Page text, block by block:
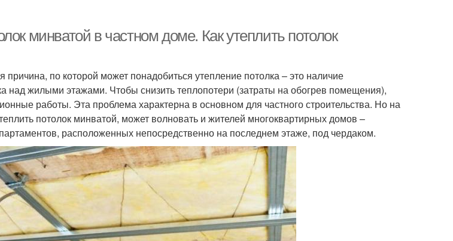
минватой в частном доме. Как утеплить потолок
по которой может понадобиться утепление потолка – это наличие
над жилыми этажами. Чтобы снизить теплопотери (затраты на обогрев помещения),
работы. Эта проблема характерна в основном для частного строительства. Но на
потолок минватой, может волновать и жителей многоквартирных домов –
расположенных непосредственно на последнем этаже, под чердаком.